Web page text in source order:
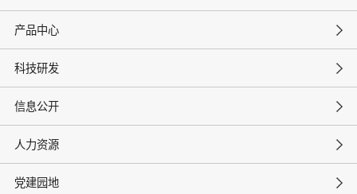
产品中心
科技研发
信息公开
人力资源
党建园地